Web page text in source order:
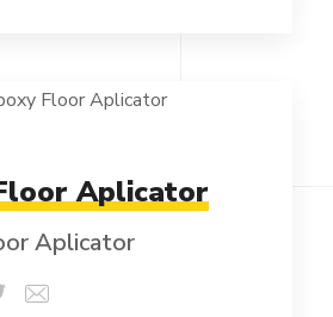
Aplicator
Aplicator